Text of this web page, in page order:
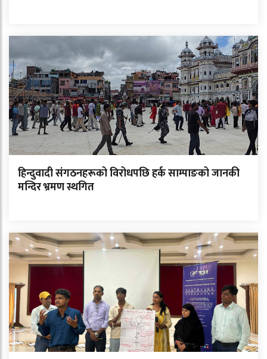
हिन्दुवादी संगठनहरूको विरोधपछि हर्क साम्पाङको जानकी
मन्दिर भ्रमण स्थगित